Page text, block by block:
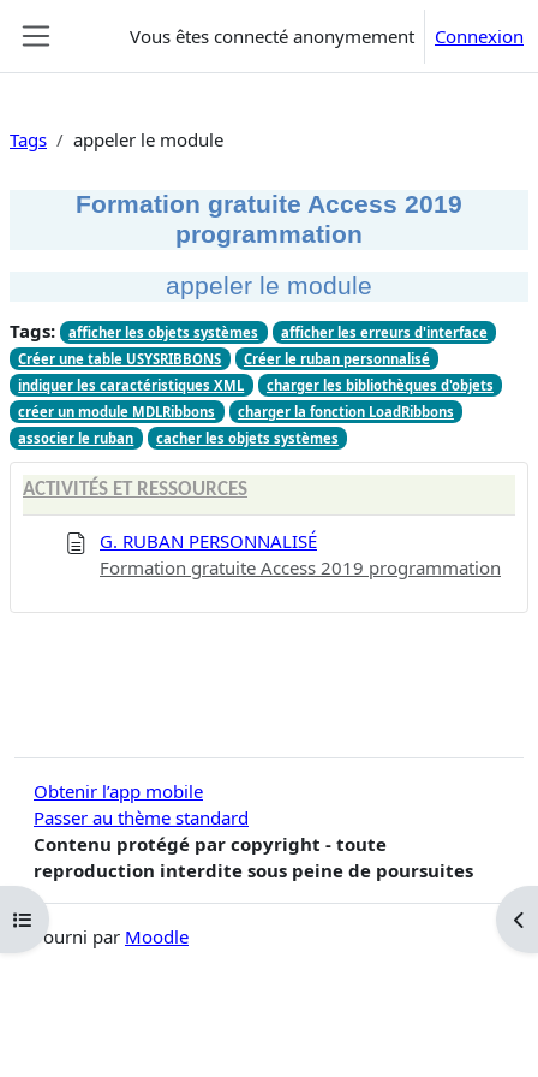
Vous êtes connecté anonymement Connexion
Ouvrir l’index du cours
Tags appeler le module
Formation gratuite Access 2019
programmation
appeler le module
Tags: afficher les objets systèmes
afficher les erreurs d'interface
Créer une table USYSRIBBONS
Créer le ruban personnalisé
indiquer les caractéristiques XML
charger les bibliothèques d'objets
créer un module MDLRibbons
charger la fonction LoadRibbons
associer le ruban
cacher les objets systèmes
ACTIVITÉS ET RESSOURCES
G. RUBAN PERSONNALISÉ
Formation gratuite Access 2019 programmation
Obtenir l’app mobile
Passer au thème standard
Contenu protégé par copyright - toute
reproduction interdite sous peine de poursuites
Fourni par Moodle